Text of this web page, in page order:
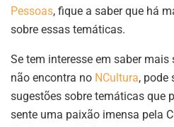
Pessoas, fique a saber que há
sobre essas temáticas.
Se tem interesse em saber
não encontra no NCultura, pode
sugestões sobre temáticas que
sente uma paixão imensa pela